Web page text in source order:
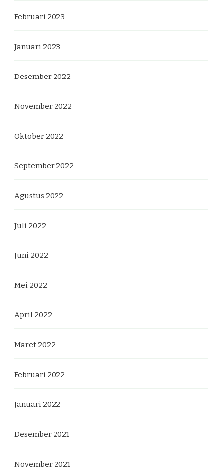
Februari 2023
Januari 2023
Desember 2022
November 2022
Oktober 2022
September 2022
Agustus 2022
Juli 2022
Juni 2022
Mei 2022
April 2022
Maret 2022
Februari 2022
Januari 2022
Desember 2021
November 2021